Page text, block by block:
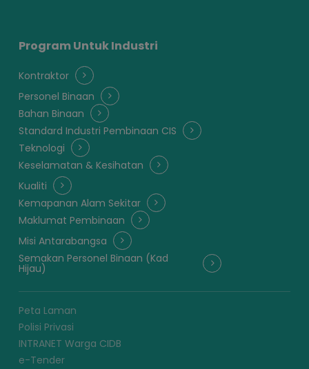
Program Untuk Industri
Kontraktor
Personel Binaan
Bahan Binaan
Standard Industri Pembinaan CIS
Teknologi
Keselamatan & Kesihatan
Kualiti
Kemapanan Alam Sekitar
Maklumat Pembinaan
Misi Antarabangsa
Semakan Personel Binaan (Kad
Hijau)
Peta Laman
Polisi Privasi
INTRANET Warga CIDB
e-Tender